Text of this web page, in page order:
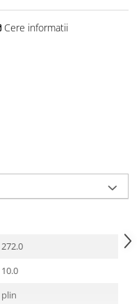
Cere informatii
272.0
10.0
plin